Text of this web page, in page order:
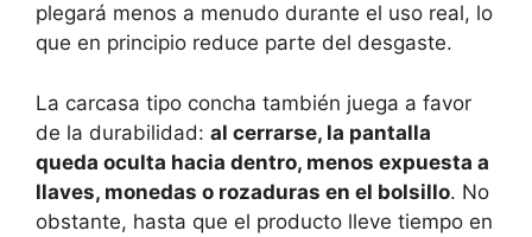
plegará menos a menudo durante el uso real, lo
que en principio reduce parte del desgaste.
La carcasa tipo concha también juega a favor
de la durabilidad: al cerrarse, la pantalla
queda oculta hacia dentro, menos expuesta a
llaves, monedas o rozaduras en el bolsillo. No
obstante, hasta que el producto lleve tiempo en